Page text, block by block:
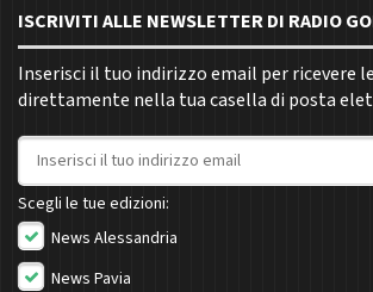
ISCRIVITI ALLE NEWSLETTER DI RADIO
Inserisci il tuo indirizzo email per ricevere le
direttamente nella tua casella di posta
Indirizzo email
Scegli le tue edizioni:
News Alessandria
News Pavia